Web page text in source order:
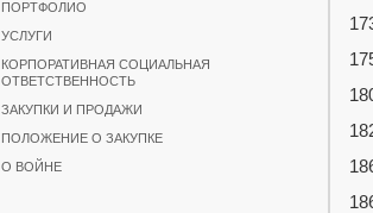
ПОРТФОЛИО
УСЛУГИ
КОРПОРАТИВНАЯ СОЦИАЛЬНАЯ
ОТВЕТСТВЕННОСТЬ
ЗАКУПКИ И ПРОДАЖИ
ПОЛОЖЕНИЕ О ЗАКУПКЕ
О ВОЙНЕ